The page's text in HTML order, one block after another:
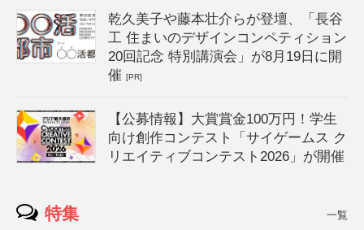
乾久美子や藤本壮介らが登壇、「長谷
工 住まいのデザインコンペティション
20回記念 特別講演会」が8月19日に開
催[PR]
【公募情報】大賞賞金100万円！学生
向け創作コンテスト「サイゲームス ク
リエイティブコンテスト2026」が開催
特集 一覧